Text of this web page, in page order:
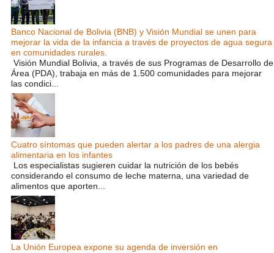
Banco Nacional de Bolivia (BNB) y Visión Mundial se unen para
mejorar la vida de la infancia a través de proyectos de agua segura
en comunidades rurales.
Visión Mundial Bolivia, a través de sus Programas de Desarrollo de
Área (PDA), trabaja en más de 1.500 comunidades para mejorar
las condici...
Cuatro síntomas que pueden alertar a los padres de una alergia
alimentaria en los infantes
Los especialistas sugieren cuidar la nutrición de los bebés
considerando el consumo de leche materna, una variedad de
alimentos que aporten...
La Unión Europea expone su agenda de inversión en